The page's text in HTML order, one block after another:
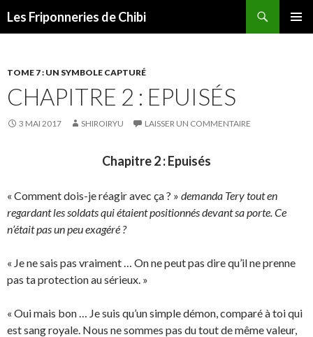
Les Friponneries de Chibi
TOME 7 : UN SYMBOLE CAPTURÉ
CHAPITRE 2 : EPUISÉS
3 MAI 2017 SHIROIRYU LAISSER UN COMMENTAIRE
Chapitre 2 : Epuisés
« Comment dois-je réagir avec ça ? » demanda Tery tout en
regardant les soldats qui étaient positionnés devant sa porte. Ce
n’était pas un peu exagéré ?
« Je ne sais pas vraiment … On ne peut pas dire qu’il ne prenne
pas ta protection au sérieux. »
« Oui mais bon … Je suis qu’un simple démon, comparé à toi qui
est sang royale. Nous ne sommes pas du tout de même valeur,